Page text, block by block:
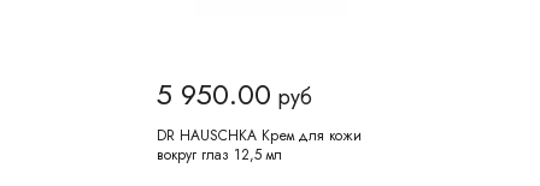
5 950.00 руб
DR HAUSCHKA Крем для кожи
вокруг глаз 12,5 мл